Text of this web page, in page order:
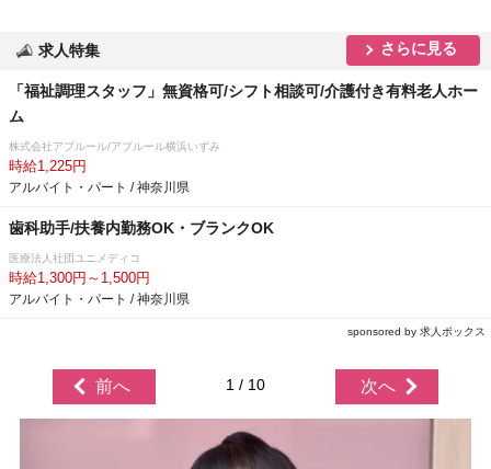
求人特集 さらに見る
「福祉調理スタッフ」無資格可/シフト相談可/介護付き有料老人ホー
ム
株式会社アプルール/アプルール横浜いずみ
時給1,225円
アルバイト・パート / 神奈川県
歯科助手/扶養内勤務OK・ブランクOK
医療法人社団ユニメディコ
時給1,300円～1,500円
アルバイト・パート / 神奈川県
sponsored by 求人ボックス
前へ 1 / 10 次へ